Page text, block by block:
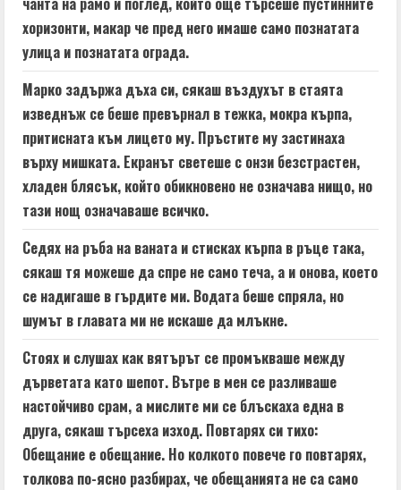
g
хоризонти, макар че пред него имаше само познатата
улица и познатата ограда.
Марко задържа дъха си, сякаш въздухът в стаята
изведнъж се беше превърнал в тежка, мокра кърпа,
притисната към лицето му. Пръстите му застинаха
върху мишката. Екранът светеше с онзи безстрастен,
хладен блясък, който обикновено не означава нищо, но
тази нощ означаваше всичко.
Седях на ръба на ваната и стисках кърпа в ръце така,
сякаш тя можеше да спре не само теча, а и онова, което
се надигаше в гърдите ми. Водата беше спряла, но
шумът в главата ми не искаше да млъкне.
Стоях и слушах как вятърът се промъкваше между
дърветата като шепот. Вътре в мен се разливаше
настойчиво срам, а мислите ми се блъскаха една в
друга, сякаш търсеха изход. Повтарях си тихо:
Обещание е обещание. Но колкото повече го повтарях,
толкова по-ясно разбирах, че обещанията не са само